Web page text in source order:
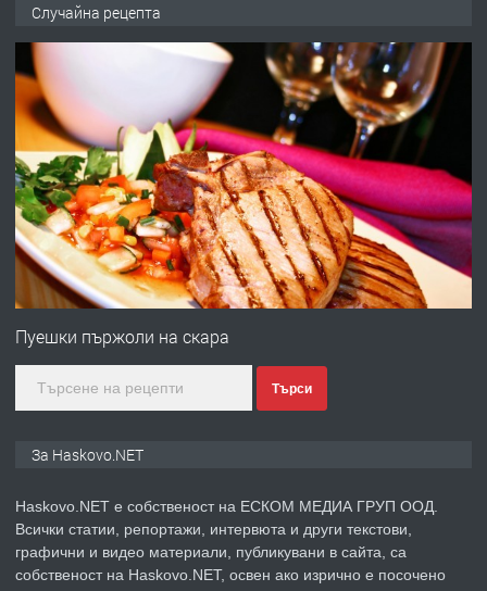
преди 3 дни
ПРЕДЛАГА
№4120 Магазин/Офис под наем в кв.
Любен Каравелов, Хасково-близо до
градската градина!
преди 3 дни
ПРЕДЛАГА
ПРОСТОРЕН ТРИСТАЕН
КУБА
преди 4 дни
ПРЕДЛАГА
Случайна рецепта
Пуешки пържоли на скара
Търси
За Haskovo.NET
Haskovo.NET е собственост на ЕСКОМ МЕДИА ГРУП ООД.
Всички статии, репортажи, интервюта и други текстови,
графични и видео материали, публикувани в сайта, са
собственост на Haskovo.NET, освен ако изрично е посочено